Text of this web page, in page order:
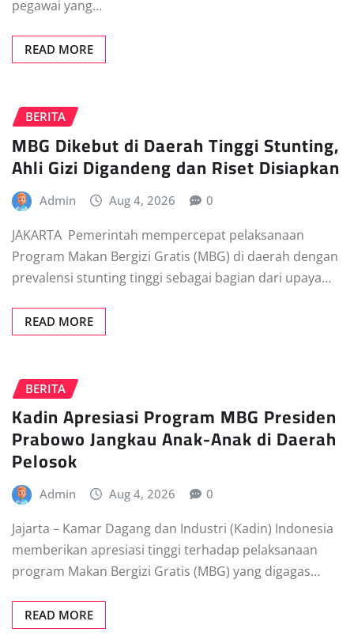
pegawai yang…
READ MORE
BERITA
MBG Dikebut di Daerah Tinggi Stunting,
Ahli Gizi Digandeng dan Riset Disiapkan
Admin Aug 4, 2026 0
JAKARTA  Pemerintah mempercepat pelaksanaan
Program Makan Bergizi Gratis (MBG) di daerah dengan
prevalensi stunting tinggi sebagai bagian dari upaya…
READ MORE
BERITA
Kadin Apresiasi Program MBG Presiden
Prabowo Jangkau Anak-Anak di Daerah
Pelosok
Admin Aug 4, 2026 0
Jajarta – Kamar Dagang dan Industri (Kadin) Indonesia
memberikan apresiasi tinggi terhadap pelaksanaan
program Makan Bergizi Gratis (MBG) yang digagas…
READ MORE